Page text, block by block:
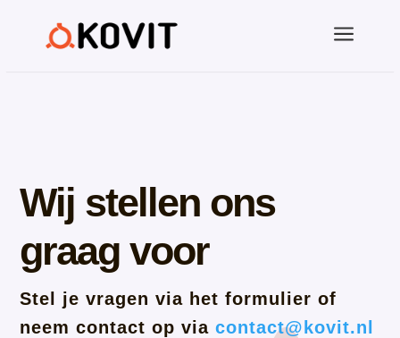
a
Wij stellen ons
graag voor
Stel je vragen via het formulier of
neem contact op viacontact@kovit.nl